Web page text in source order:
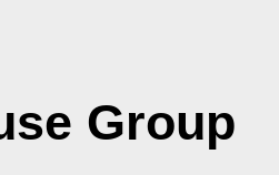
Group